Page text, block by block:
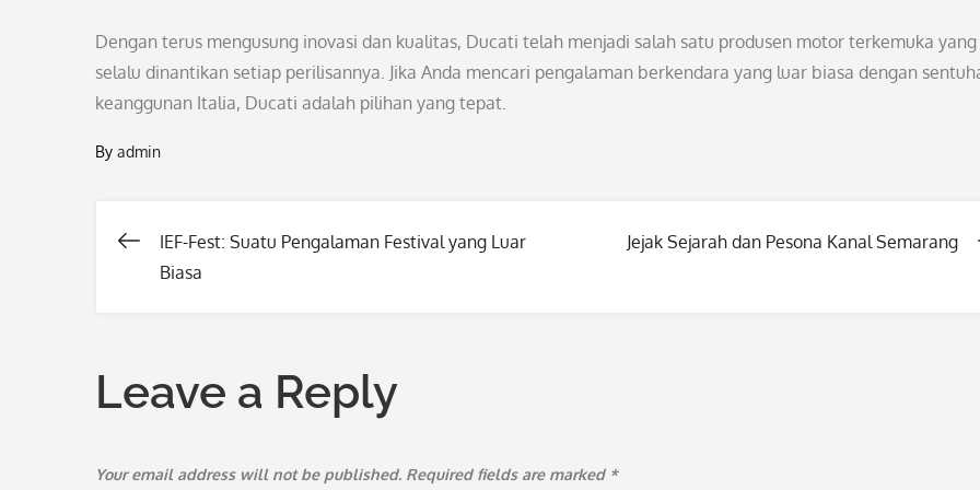
Dengan terus mengusung inovasi dan kualitas, Ducati telah menjadi salah satu produsen motor terkemuka yang
selalu dinantikan setiap perilisannya. Jika Anda mencari pengalaman berkendara yang luar biasa dengan
keanggunan Italia, Ducati adalah pilihan yang tepat.
By admin
Post
IEF-Fest: Suatu Pengalaman Festival yang Luar
Biasa
Jejak Sejarah dan Pesona Kanal Semarang
Leave a Reply
Your email address will not be published. Required fields are marked *